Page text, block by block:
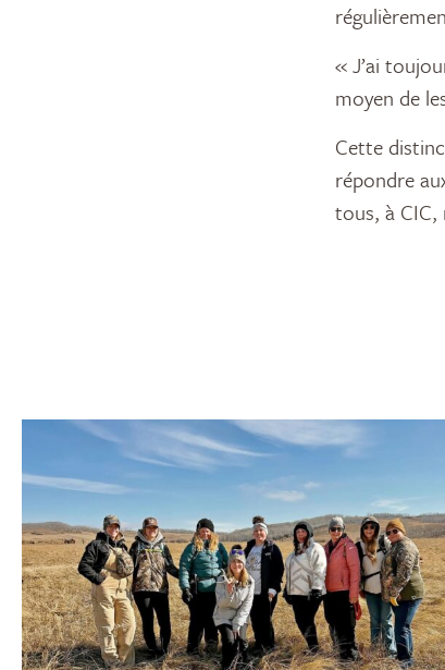
« J’ai
moyen de
Cette
répondre
tous, à